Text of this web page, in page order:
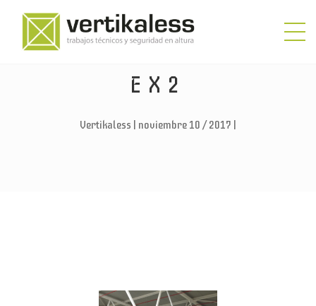
EX2
Vertikaless | noviembre 10 / 2017 |